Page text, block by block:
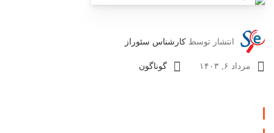
انتشار توسط کارشناس سئوراز
مرداد ۶, ۱۴۰۳ گوناگون